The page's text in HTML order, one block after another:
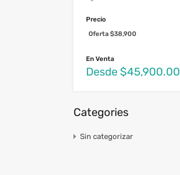
Precio
Oferta $38,900
En Venta
Desde $45,900.00
Categories
Sin categorizar